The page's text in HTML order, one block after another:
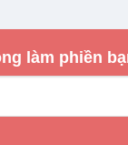
làm phiền